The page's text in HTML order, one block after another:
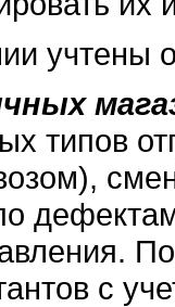
учтены
типов
с